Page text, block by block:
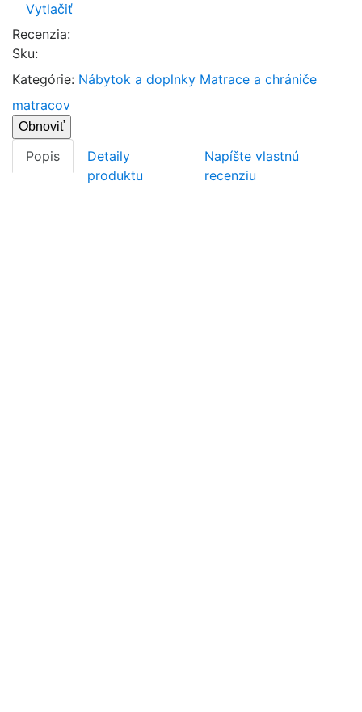
Vytlačiť
Recenzia:
Sku:
Kategórie: Nábytok a doplnky Matrace a chrániče
matracov
Popis
Detaily
produktu
Napíšte vlastnú
recenziu